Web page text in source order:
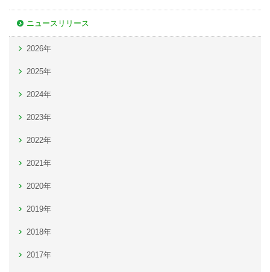
ニュースリリース
2026年
2025年
2024年
2023年
2022年
2021年
2020年
2019年
2018年
2017年